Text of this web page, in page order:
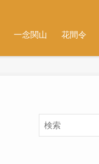
一念関山 花間令